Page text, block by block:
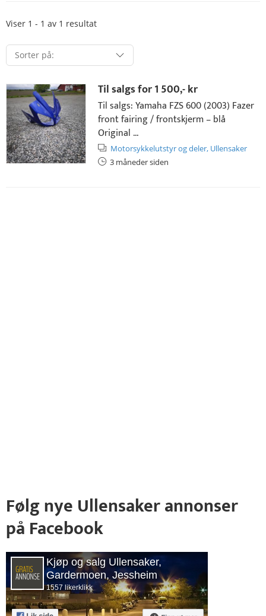
Viser 1 - 1 av 1 resultat
Til salgs for1 500,- kr
Til salgs: Yamaha FZS 600 (2003) Fazer
front fairing / frontskjerm – blå
Original ...
Motorsykkelutstyr og deler, Ullensaker
3 måneder siden
Følg nye Ullensaker annonser
på Facebook
Kjøp og salg Ullensaker,
Gardermoen, Jessheim
1557 likerklikk